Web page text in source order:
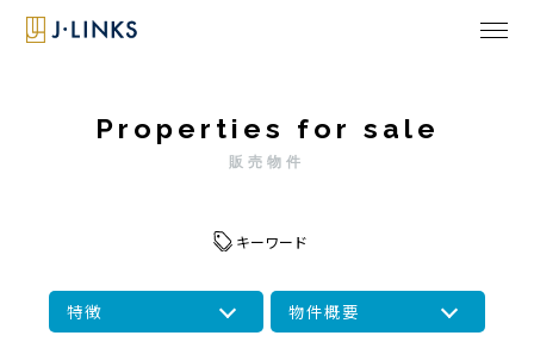
Properties for sale
販売物件
キーワード
特徴 物件概要